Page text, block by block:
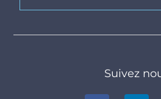
Suivez